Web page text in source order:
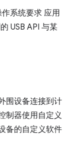
系统要求 应用
USB API 与某
围设备连接到计
制器使用自定义
备的自定义软件